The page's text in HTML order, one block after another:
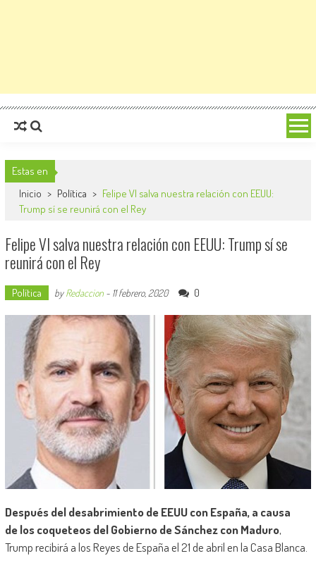
Estas en
Inicio > Política > Felipe VI salva nuestra relación con EEUU:
Trump sí se reunirá con el Rey
Felipe VI salva nuestra relación con EEUU: Trump sí se
reunirá con el Rey
Política byRedaccion- 11 febrero, 2020 0
Después del desabrimiento de EEUU con España, a causa
de los coqueteos del Gobierno de Sánchez con Maduro,
Trump recibirá a los Reyes de España el 21 de abril en la Casa Blanca.